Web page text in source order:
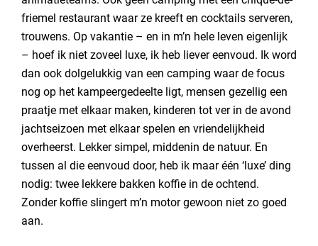
friemel restaurant waar ze kreeft en cocktails serveren,
trouwens. Op vakantie – en in m’n hele leven eigenlijk
– hoef ik niet zoveel luxe, ik heb liever eenvoud. Ik word
dan ook dolgelukkig van een camping waar de focus
nog op het kampeergedeelte ligt, mensen gezellig een
praatje met elkaar maken, kinderen tot ver in de avond
jachtseizoen met elkaar spelen en vriendelijkheid
overheerst. Lekker simpel, middenin de natuur. En
tussen al die eenvoud door, heb ik maar één ‘luxe’ ding
nodig: twee lekkere bakken koffie in de ochtend.
Zonder koffie slingert m’n motor gewoon niet zo goed
aan.